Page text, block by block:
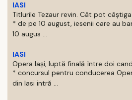
IASI
Titlurile Tezaur revin. Cât pot
* de pe 10 august, iesenii care au
10 augus ...
IASI
Opera Iași, luptă finală între doi
* concursul pentru conducerea
din Iasi intră ...